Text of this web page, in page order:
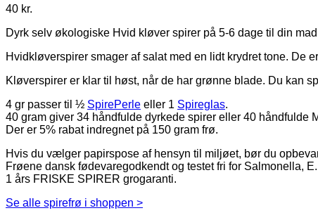
40 kr.
Dyrk selv økologiske Hvid kløver spirer på 5-6 dage til din
Hvidkløverspirer smager af salat med en lidt krydret tone. De
Kløverspirer er klar til høst, når de har grønne blade. Du kan
4 gr passer til ½ SpirePerle eller 1 Spireglas.
40 gram giver 34 håndfulde dyrkede spirer eller 40 håndfulde
Der er 5% rabat indregnet på 150 gram frø.
Hvis du vælger papirspose af hensyn til miljøet, bør du
Frøene dansk fødevaregodkendt og testet fri for Salmonella,
1 års FRISKE SPIRER grogaranti.
Se alle spirefrø i shoppen >